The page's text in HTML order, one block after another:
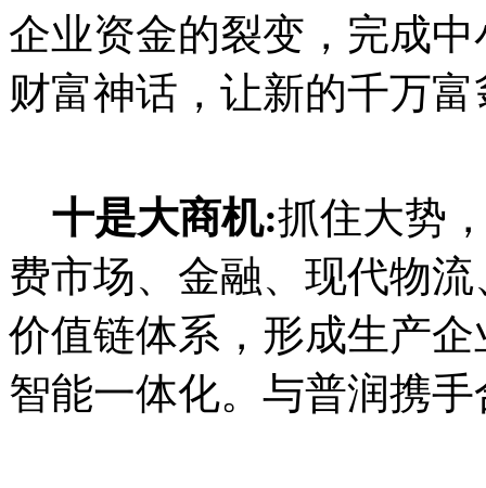
企业资金的裂变，完成
财富神话，让新的千万
十是大商机:抓住大势
费市场、金融、现代物
价值链体系，形成生产
智能一体化。与普润携